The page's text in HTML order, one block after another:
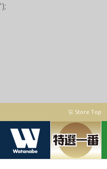
');
Store Top